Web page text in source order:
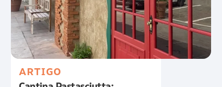
ARTIGO